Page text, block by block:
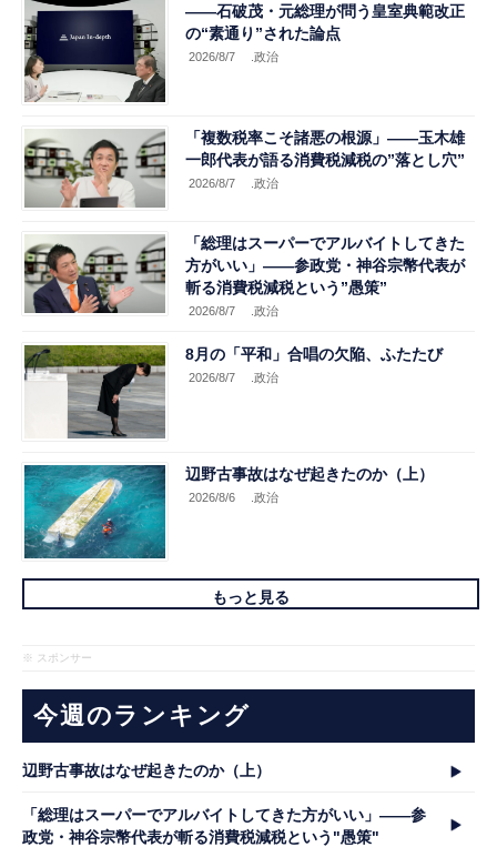
――石破茂・元総理が問う皇室典範改正
の“素通り”された論点
2026/8/7 .政治
「複数税率こそ諸悪の根源」――玉木雄
一郎代表が語る消費税減税の”落とし穴”
2026/8/7 .政治
「総理はスーパーでアルバイトしてきた
方がいい」――参政党・神谷宗幣代表が
斬る消費税減税という”愚策”
2026/8/7 .政治
8月の「平和」合唱の欠陥、ふたたび
2026/8/7 .政治
辺野古事故はなぜ起きたのか（上）
2026/8/6 .政治
もっと見る
※ スポンサー
今週のランキング
辺野古事故はなぜ起きたのか（上）
「総理はスーパーでアルバイトしてきた方がいい」――参
政党・神谷宗幣代表が斬る消費税減税という"愚策"